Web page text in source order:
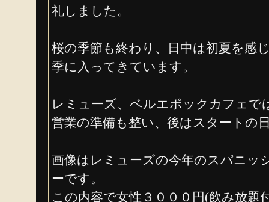
礼しました。
桜の季節も終わり、日中は初夏を感
季に入ってきています。
レミューズ、ベルエポックカフェで
営業の準備も整い、後はスタートの
画像はレミューズの今年のスパニッ
ーです。
この内容で女性３０００円(飲み放題